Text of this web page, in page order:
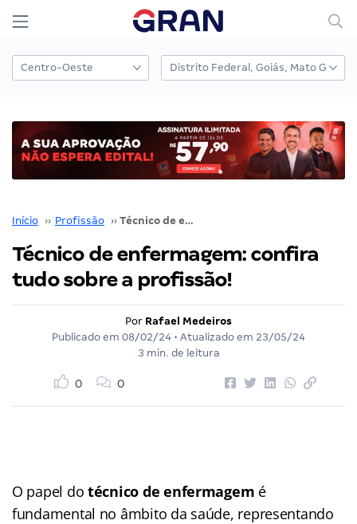
Início ›› Profissão ›› Técnico de enfermagem: confira tudo sobre a profissão!
Técnico de enfermagem: confira
tudo sobre a profissão!
Por Rafael Medeiros
Publicado em 08/02/24 • Atualizado em 23/05/24
3 min. de leitura
0 0
O papel dotécnico de enfermagem é
fundamental no âmbito da saúde, representando